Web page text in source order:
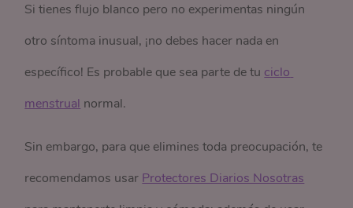
Si tienes flujo blanco pero no experimentas ningún
otro síntoma inusual, ¡no debes hacer nada en
específico! Es probable que sea parte de tu ciclo
menstrual normal.
Sin embargo, para que elimines toda preocupación, te
recomendamos usar Protectores Diarios Nosotras